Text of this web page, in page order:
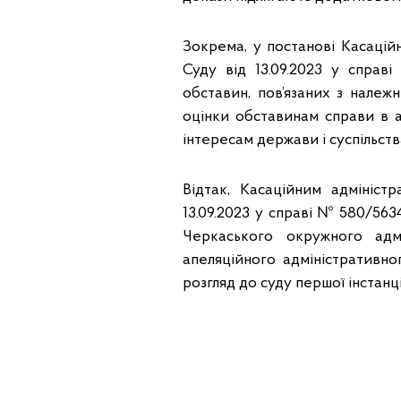
Зокрема, у постанові
Суду від 13.09.2023 у
обставин, пов’язаних з
оцінки обставинам справи в
інтересам держави і
Відтак, Касаційним
13.09.2023 у справі № 580/
Черкаського окружного
апеляційного
розгляд до суду першої